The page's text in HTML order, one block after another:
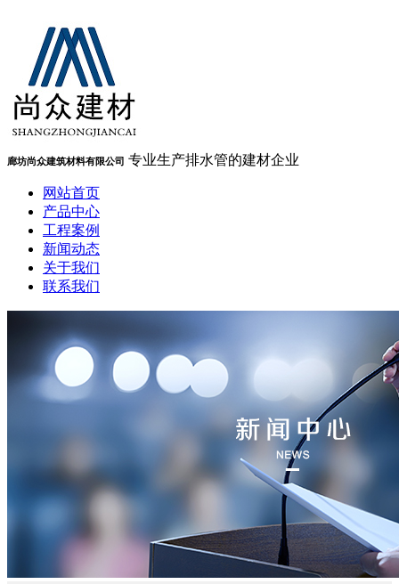
廊坊尚众建筑材料有限公司 专业生产排水管的建材企业
网站首页
产品中心
工程案例
新闻动态
关于我们
联系我们